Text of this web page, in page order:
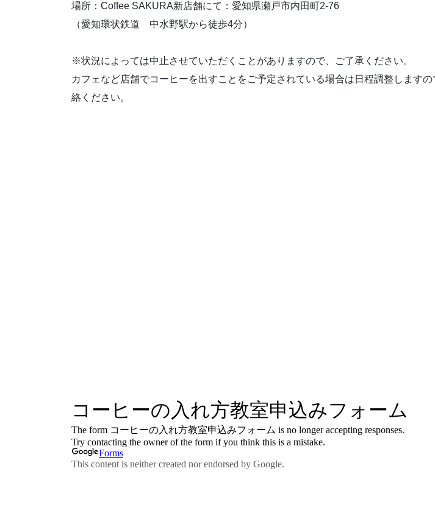
場所：Coffee SAKURA新店舗にて：愛知県瀬戸市内田町2-76
（愛知環状鉄道 中水野駅から徒歩4分）
※状況によっては中止させていただくことがありますので、ご了承ください。
カフェなど店舗でコーヒーを出すことをご予定されている場合は日程調整します
絡ください。